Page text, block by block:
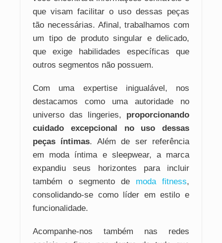
que visam facilitar o uso dessas peças
tão necessárias. Afinal, trabalhamos com
um tipo de produto singular e delicado,
que exige habilidades específicas que
outros segmentos não possuem.
Com uma expertise inigualável, nos
destacamos como uma autoridade no
universo das lingeries, proporcionando
cuidado excepcional no uso dessas
peças íntimas. Além de ser referência
em moda íntima e sleepwear, a marca
expandiu seus horizontes para incluir
também o segmento de moda fitness,
consolidando-se como líder em estilo e
funcionalidade.
Acompanhe-nos também nas redes